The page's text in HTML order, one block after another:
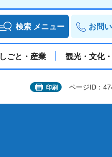
検索 メニュー お問
しごと・産業 観光・文化
印刷 ページID：